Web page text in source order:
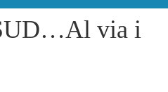
via i